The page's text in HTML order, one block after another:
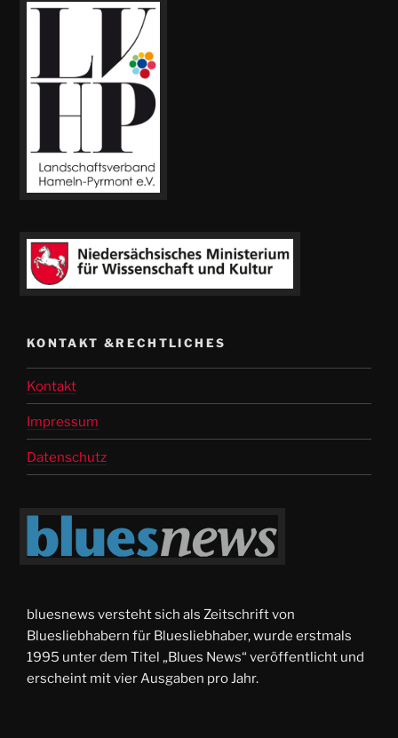
KONTAKT &RECHTLICHES
Kontakt
Impressum
Datenschutz
bluesnews versteht sich als Zeitschrift von
Bluesliebhabern für Bluesliebhaber, wurde erstmals
1995 unter dem Titel „Blues News“ veröffentlicht und
erscheint mit vier Ausgaben pro Jahr.